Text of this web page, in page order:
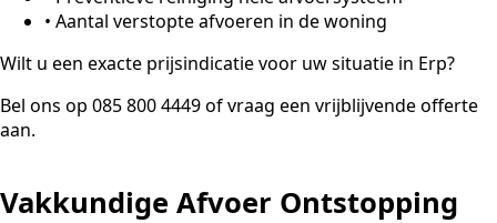
• Aantal verstopte afvoeren in de woning
Wilt u een exacte prijsindicatie voor uw situatie in Erp?
Bel ons op 085 800 4449 of vraag een vrijblijvende offerte
aan.
Vakkundige Afvoer Ontstopping